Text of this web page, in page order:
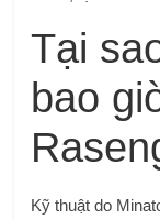
Tại
bao
Kỹ thuật do